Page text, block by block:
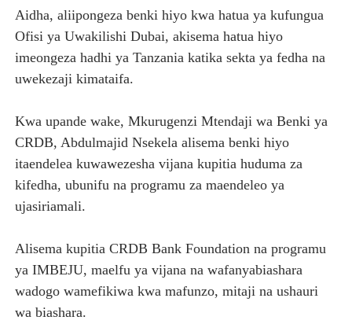
Aidha, aliipongeza benki hiyo kwa hatua ya kufungua
Ofisi ya Uwakilishi Dubai, akisema hatua hiyo
imeongeza hadhi ya Tanzania katika sekta ya fedha na
uwekezaji kimataifa.
Kwa upande wake, Mkurugenzi Mtendaji wa Benki ya
CRDB, Abdulmajid Nsekela alisema benki hiyo
itaendelea kuwawezesha vijana kupitia huduma za
kifedha, ubunifu na programu za maendeleo ya
ujasiriamali.
Alisema kupitia CRDB Bank Foundation na programu
ya IMBEJU, maelfu ya vijana na wafanyabiashara
wadogo wamefikiwa kwa mafunzo, mitaji na ushauri
wa biashara.